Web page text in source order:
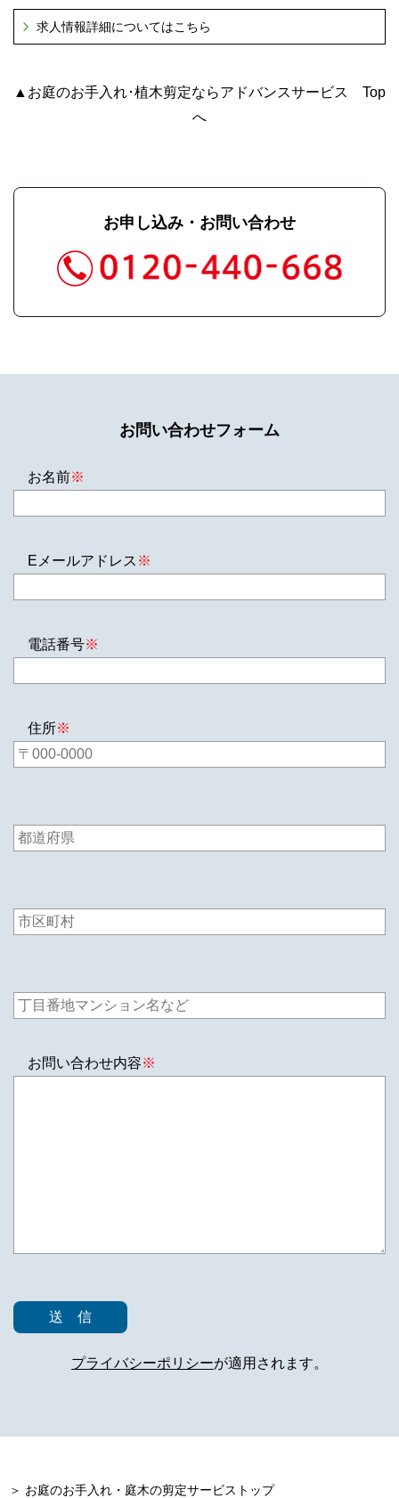
求人情報詳細についてはこちら
▲お庭のお手入れ･植木剪定ならアドバンスサービス Top
へ
お申し込み・お問い合わせ
お問い合わせフォーム
お名前※
Eメールアドレス ※
電話番号※
住所※
お問い合わせ内容※
プライバシーポリシーが適用されます。
＞ お庭のお手入れ・庭木の剪定サービストップ